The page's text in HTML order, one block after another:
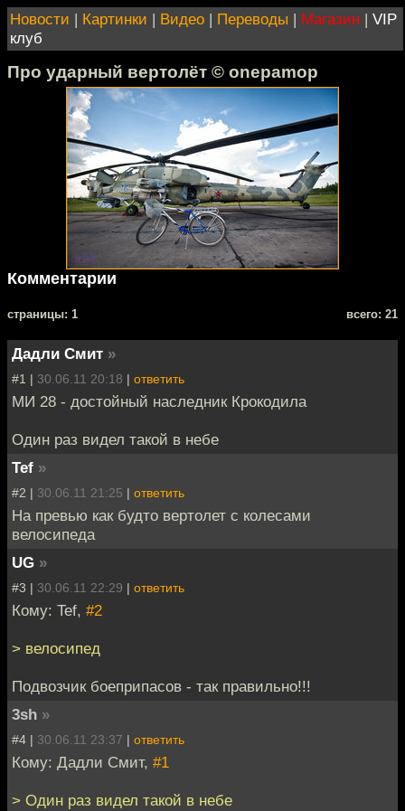
Новости | Картинки | Видео | Переводы | Магазин | VIP
клуб
Про ударный вертолёт © onepamop
Комментарии
cтраницы: 1 всего: 21
Дадли Смит »
#1 | 30.06.11 20:18 | ответить
МИ 28 - достойный наследник Крокодила
Один раз видел такой в небе
Tef »
#2 | 30.06.11 21:25 | ответить
На превью как будто вертолет с колесами
велосипеда
UG »
#3 | 30.06.11 22:29 | ответить
Кому: Tef, #2
> велосипед
Подвозчик боеприпасов - так правильно!!!
3sh »
#4 | 30.06.11 23:37 | ответить
Кому: Дадли Смит, #1
> Один раз видел такой в небе